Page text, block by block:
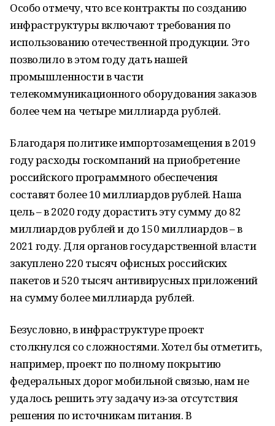
Особо отмечу, что все контракты по созданию
инфраструктуры включают требования по
использованию отечественной продукции. Это
позволило в этом году дать нашей
промышленности в части
телекоммуникационного оборудования заказов
более чем на четыре миллиарда рублей.
Благодаря политике импортозамещения в 2019
году расходы госкомпаний на приобретение
российского программного обеспечения
составят более 10 миллиардов рублей. Наша
цель – в 2020 году дорастить эту сумму до 82
миллиардов рублей и до 150 миллиардов – в
2021 году. Для органов государственной власти
закуплено 220 тысяч офисных российских
пакетов и 520 тысяч антивирусных приложений
на сумму более миллиарда рублей.
Безусловно, в инфраструктуре проект
столкнулся со сложностями. Хотел бы отметить,
например, проект по полному покрытию
федеральных дорог мобильной связью, нам не
удалось решить эту задачу из‑за отсутствия
решения по источникам питания. В